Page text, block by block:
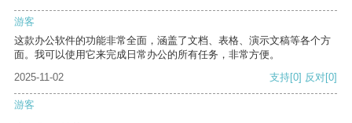
游客
这款办公软件的功能非常全面，涵盖了文档、表格、演示文稿等各个方
面。我可以使用它来完成日常办公的所有任务，非常方便。
2025-11-02
支持[0] 反对[0]
游客